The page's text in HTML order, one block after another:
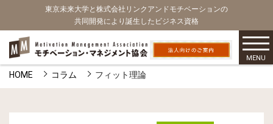
東京未来大学と株式会社リンクアンドモチベーションの
共同開発により誕生したビジネス資格
MENU
HOME コラム フィット理論